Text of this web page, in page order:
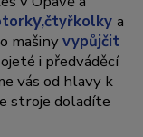
y,čtyřkolkya
mašinyvypůjčit
i předváděcí
vás od hlavy k
stroje doladíte